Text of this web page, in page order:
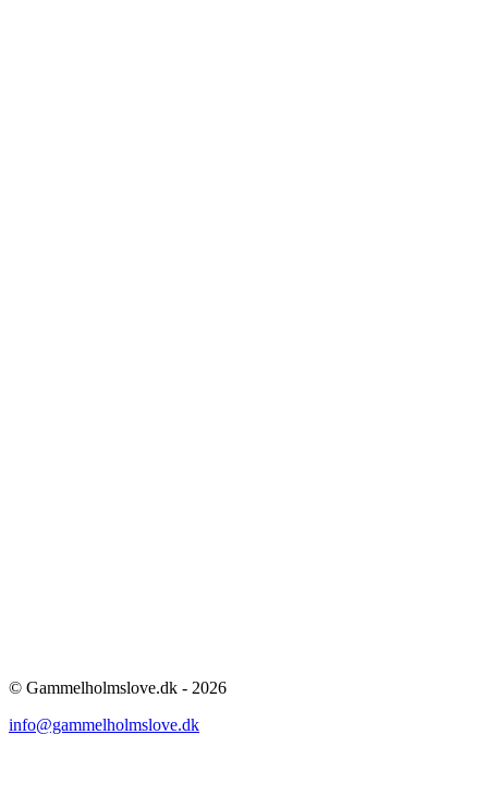
© Gammelholmslove.dk - 2026
info@gammelholmslove.dk